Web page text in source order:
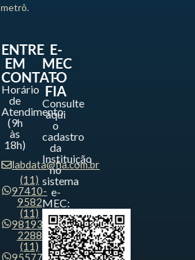
metrô.
ENTRE
EM
CONTATO
Horário
de
Atendimento
(9h
às
18h)
labdata@fia.com.br
(11)
97410-
9582
(11)
98193-
2288
(11)
95577-
E-
MEC
-
FIA
Consulte
aqui
o
cadastro
da
Instituição
no
sistema
e-
MEC: